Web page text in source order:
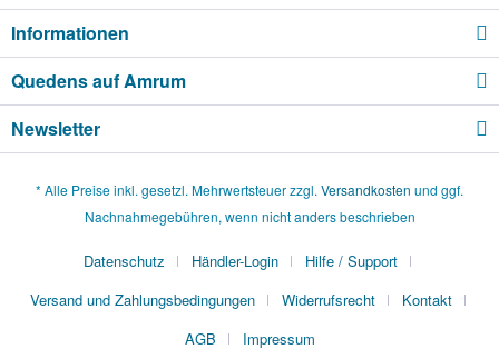
Informationen
Quedens auf Amrum
Newsletter
* Alle Preise inkl. gesetzl. Mehrwertsteuer zzgl. Versandkosten und ggf.
Nachnahmegebühren, wenn nicht anders beschrieben
Datenschutz Händler-Login
Hilfe / Support
Versand und Zahlungsbedingungen
Widerrufsrecht
Kontakt
AGB
Impressum